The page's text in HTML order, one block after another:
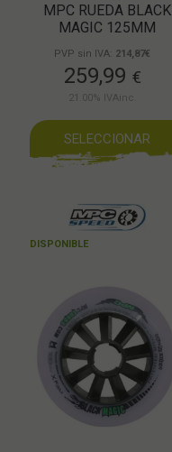
MPC RUEDA BLACK
MAGIC 125MM
PVP sin IVA: 214,87€
259,99 €
21.00% IVAinc.
SELECCIONAR
DISPONIBLE